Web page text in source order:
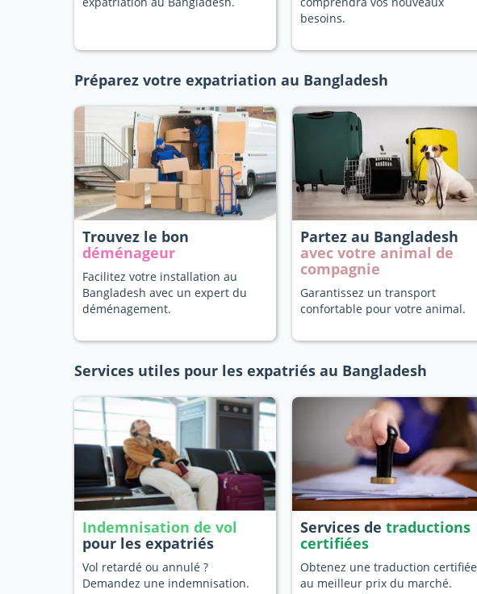
besoins.
Préparez votre expatriation au Bangladesh
Trouvez le bon
déménageur
Facilitez votre installation au
Bangladesh avec un expert du
déménagement.
Partez au Bangladesh
avec votre animal de
compagnie
Garantissez un transport
confortable pour votre animal.
Services utiles pour les expatriés au Bangladesh
Indemnisation de vol
pour les expatriés
Vol retardé ou annulé ?
Demandez une indemnisation.
Services de traductions
certifiées
Obtenez une traduction certifiée
au meilleur prix du marché.